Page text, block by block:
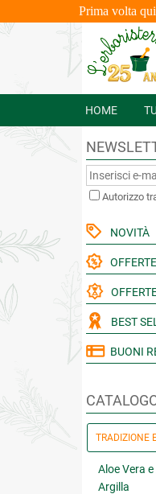
Prima volta
HOME
Autorizzo
NOVITÀ
OFFERTE
BEST
BUONI
TRADIZIONE
Aloe Vera
Argilla